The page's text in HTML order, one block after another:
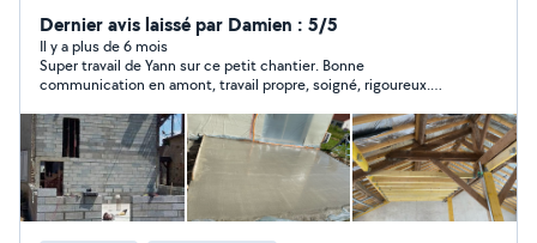
et à l enduit monocouche et traditionnel
Dernier avis laissé par Damien : 5/5
Il y a plus de 6 mois
Super travail de Yann sur ce petit chantier. Bonne
communication en amont, travail propre, soigné, rigoureux.
sans hésiter pour mes prochains besoins.